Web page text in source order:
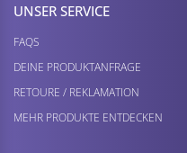
UNSER SERVICE
FAQS
DEINE PRODUKTANFRAGE
RETOURE / REKLAMATION
MEHR PRODUKTE ENTDECKEN